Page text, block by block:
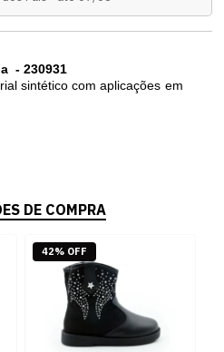
- 230931
sintético com aplicações em
DE COMPRA
42% OFF